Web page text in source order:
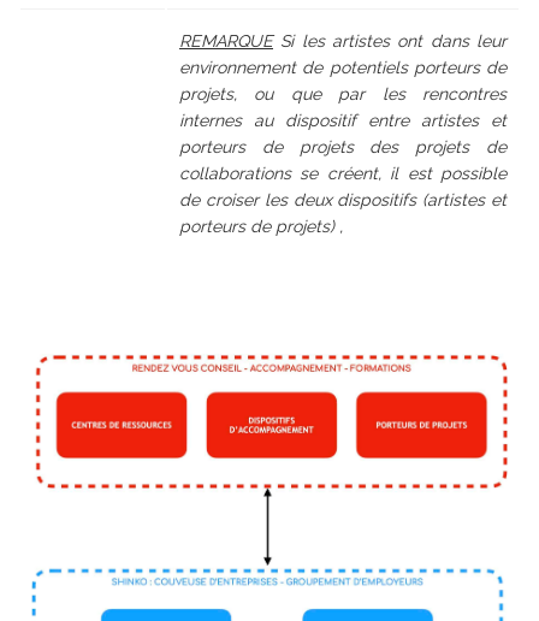
REMARQUE Si les artistes ont dans leur
environnement de potentiels porteurs de
projets, ou que par les rencontres
internes au dispositif entre artistes et
porteurs de projets des projets de
collaborations se créent, il est possible
de croiser les deux dispositifs (artistes et
porteurs de projets) ,